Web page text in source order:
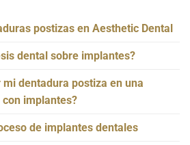
postizas en Aesthetic Dental
dental sobre implantes?
dentadura postiza en una
implantes?
de implantes dentales